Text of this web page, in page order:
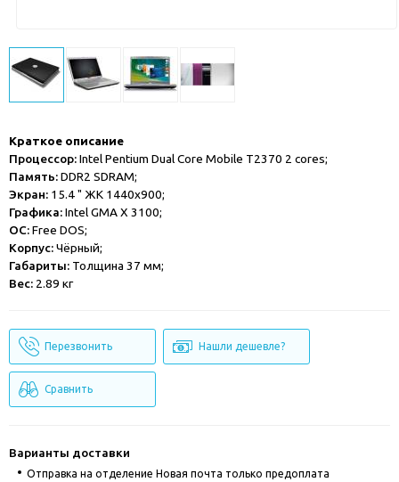
Краткое описание
Процессор:Intel Pentium Dual Core Mobile T2370 2 cores;
Память:DDR2 SDRAM;
Экран: 15.4 " ЖК 1440x900;
Графика:Intel GMA X 3100;
ОС:Free DOS;
Корпус:Чёрный;
Габариты: Толщина 37 мм;
Вес: 2.89 кг
Перезвонить Нашли дешевле?
Сравнить
Варианты доставки
Отправка на отделение Новая почта только предоплата